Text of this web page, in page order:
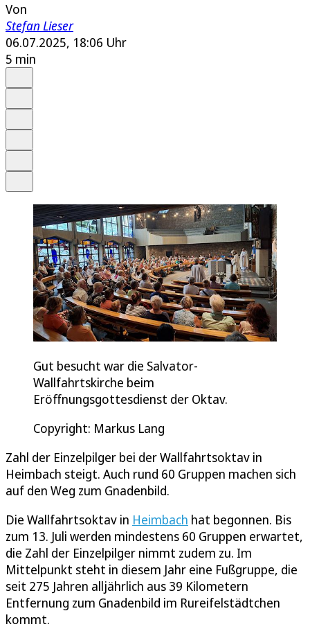
Von
Stefan Lieser
06.07.2025, 18:06 Uhr
5 min
Gut besucht war die Salvator-
Wallfahrtskirche beim
Eröffnungsgottesdienst der Oktav.
Copyright: Markus Lang
Zahl der Einzelpilger bei der Wallfahrtsoktav in
Heimbach steigt. Auch rund 60 Gruppen machen sich
auf den Weg zum Gnadenbild.
Die Wallfahrtsoktav in Heimbach hat begonnen. Bis
zum 13. Juli werden mindestens 60 Gruppen erwartet,
die Zahl der Einzelpilger nimmt zudem zu. Im
Mittelpunkt steht in diesem Jahr eine Fußgruppe, die
seit 275 Jahren alljährlich aus 39 Kilometern
Entfernung zum Gnadenbild im Rureifelstädtchen
kommt.